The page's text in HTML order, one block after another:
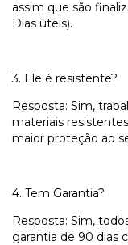
assim que são
Dias úteis).
3. Ele é resistente?
Resposta: Sim,
materiais
maior proteção ao
4. Tem Garantia?
Resposta: Sim,
garantia de 90 dias